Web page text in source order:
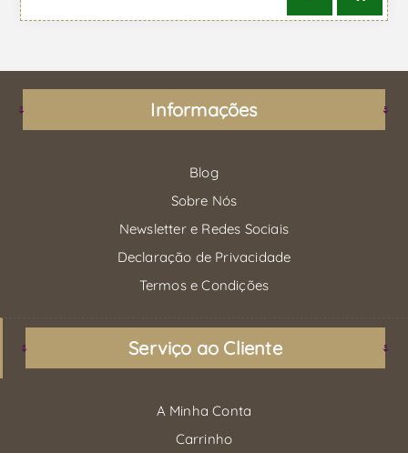
Informações
Blog
Sobre Nós
Newsletter e Redes Sociais
Declaração de Privacidade
Termos e Condições
Serviço ao Cliente
A Minha Conta
Carrinho